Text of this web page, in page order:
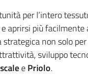
per l’intero
aprirsi più
non solo
sviluppo
ePriolo.